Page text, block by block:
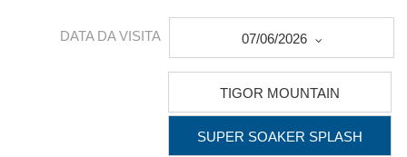
DATA DA VISITA 07/06/2026
TIGOR MOUNTAIN
SUPER SOAKER SPLASH